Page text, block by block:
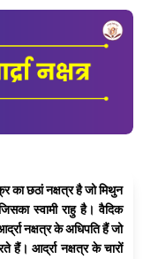
का छठां नक्षत्र है जो मिथुन
स्वामी राहु है। वैदिक
नक्षत्र के अधिपति हैं जो
हैं। आर्द्रा नक्षत्र के चारों